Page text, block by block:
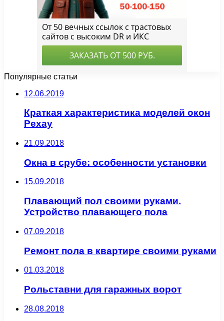
Популярные статьи
12.06.2019
Краткая характеристика моделей окон
Рехау
21.09.2018
Окна в срубе: особенности установки
15.09.2018
Плавающий пол своими руками.
Устройство плавающего пола
07.09.2018
Ремонт пола в квартире своими руками
01.03.2018
Рольставни для гаражных ворот
28.08.2018